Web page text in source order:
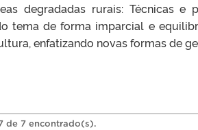
degradadas rurais: Técnicas e
tema de forma imparcial e
enfatizando novas formas de
de 7 encontrado(s).